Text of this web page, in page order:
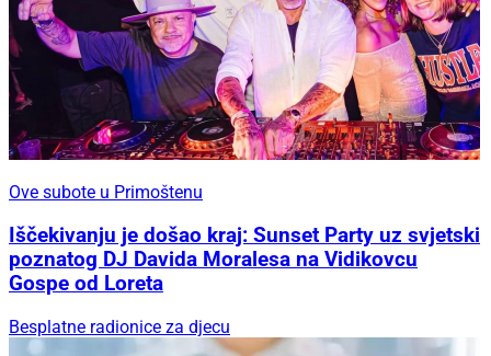
Ove subote u Primoštenu
Iščekivanju je došao kraj: Sunset Party uz svjetski
poznatog DJ Davida Moralesa na Vidikovcu
Gospe od Loreta
Besplatne radionice za djecu